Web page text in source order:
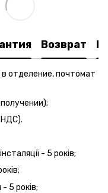
Возврат
отделение, почтомат
НДС).
- 5 років;
5 років;